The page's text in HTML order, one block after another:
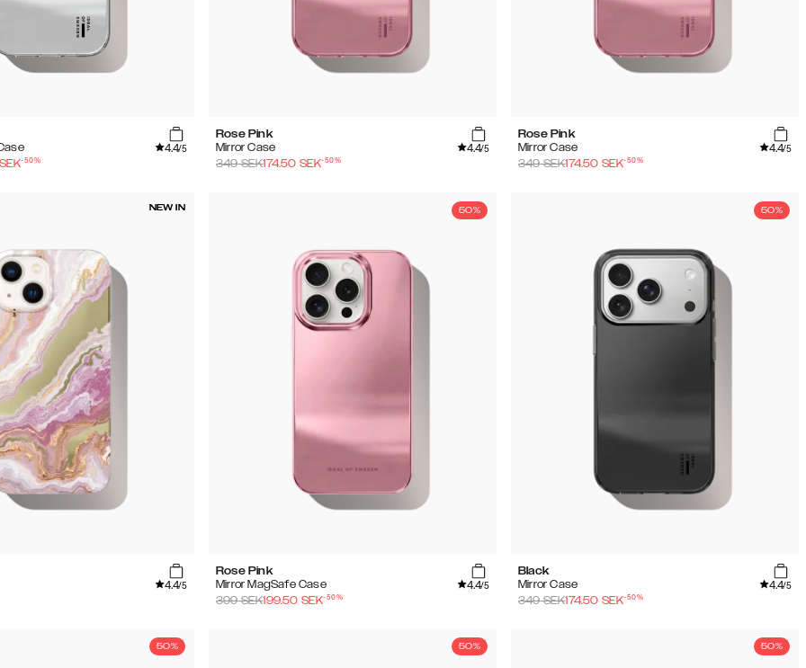
4.4/5
SEK-50%
Rose Pink
Mirror Case
4.4/5
349SEK174.50 SEK-50%
Rose Pink
Mirror Case
4.4/5
349SEK174.50 SEK-50%
NEW IN
4.4/5
50%
Rose Pink
Mirror MagSafe Case
4.4/5
399SEK199.50 SEK-50%
50%
Black
Mirror Case
4.4/5
349SEK174.50 SEK-50%
50% 50% 50%